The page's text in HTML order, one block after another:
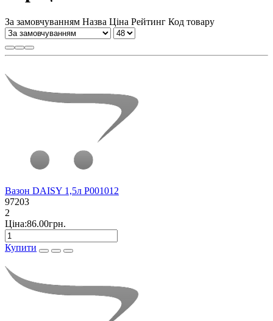
За замовчуванням Назва Ціна Рейтинг Код товару
Вазон DAISY 1,5л P001012
97203
2
Ціна:86.00грн.
Купити